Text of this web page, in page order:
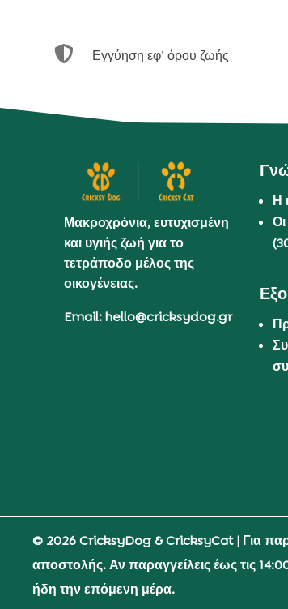
 Εγγύηση εφ’ όρου ζωής
Μακροχρόνια, ευτυχισμένη
και υγιής ζωή για το
τετράποδο μέλος της
οικογένειας.
Email: hello@cricksydog.gr
Η
© 2026 CricksyDog & CricksyCat| Για
αποστολής. Αν παραγγείλεις έως τις
ήδη την επόμενη μέρα.